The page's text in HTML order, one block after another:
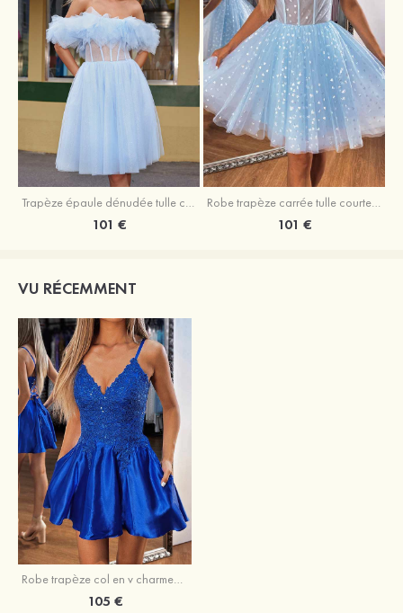
Trapèze épaule dénudée tulle courte/mini robe de fête de la rentrée avec volants
101 €
Robe trapèze carrée tulle courte/mini robe de fête de la rentrée
101 €
VU RÉCEMMENT
Robe trapèze col en v charmeuse courte/mini robe de fête de la rentrée
105 €